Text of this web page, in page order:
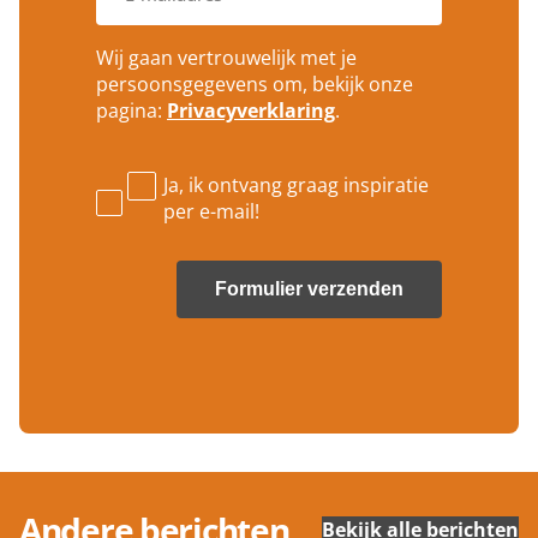
*
o
n
u
m
r
*
m
i
l
a
Wij gaan vertrouwelijk met je
persoonsgegevens om, bekijk onze
pagina: Privacyverklaring.
Ja, ik ontvang graag inspiratie
per e-mail!
Bekijk alle berichten